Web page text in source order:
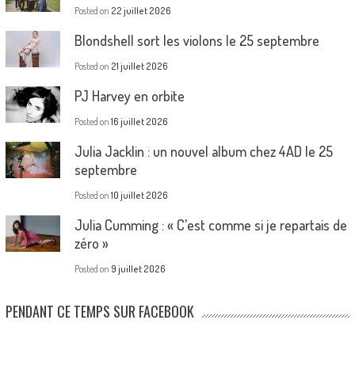
Posted on 22 juillet 2026
Blondshell sort les violons le 25 septembre
Posted on 21 juillet 2026
PJ Harvey en orbite
Posted on 16 juillet 2026
Julia Jacklin : un nouvel album chez 4AD le 25
septembre
Posted on 10 juillet 2026
Julia Cumming : « C’est comme si je repartais de
zéro »
Posted on 9 juillet 2026
PENDANT CE TEMPS SUR FACEBOOK